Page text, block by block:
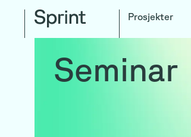
Prosjekter
Seminar